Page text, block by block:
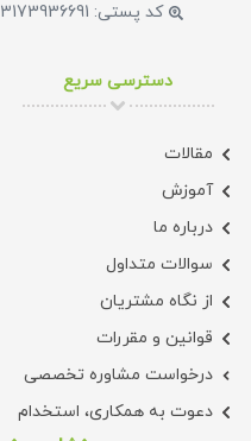
کد پستی: 3173936691
دسترسی سریع
مقالات
آموزش
درباره ما
سوالات متداول
از نگاه مشتریان
قوانین و مقررات
درخواست مشاوره تخصصی
دعوت به همکاری، استخدام